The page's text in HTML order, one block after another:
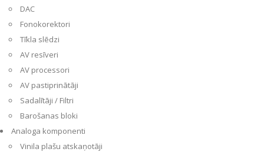
DAC
Fonokorektori
Tīkla slēdzi
AV resīveri
AV processori
AV pastiprinātāji
Sadalītāji / Filtri
Barošanas bloki
Analoga komponenti
Vinila plašu atskaņotāji